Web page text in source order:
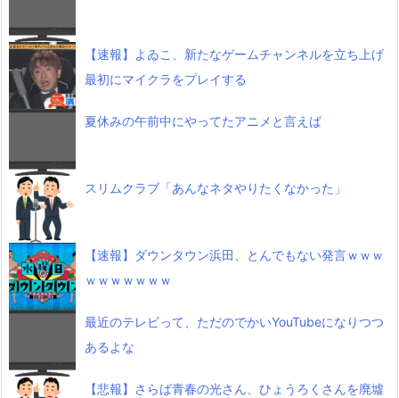
【速報】よゐこ、新たなゲームチャンネルを立ち上げ
最初にマイクラをプレイする
夏休みの午前中にやってたアニメと言えば
スリムクラブ「あんなネタやりたくなかった」
【速報】ダウンタウン浜田、とんでもない発言ｗｗｗ
ｗｗｗｗｗｗｗ
最近のテレビって、ただのでかいYouTubeになりつつ
あるよな
【悲報】さらば青春の光さん、ひょうろくさんを廃墟